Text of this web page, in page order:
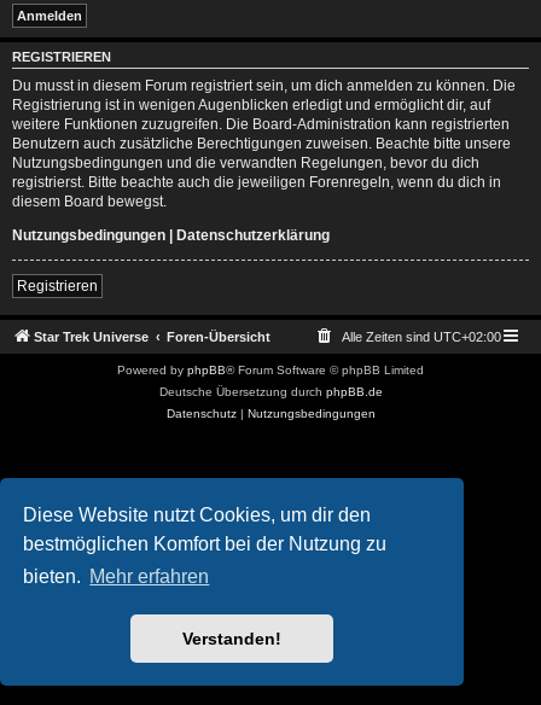
Diese Website nutzt Cookies, um dir den
bestmöglichen Komfort bei der Nutzung zu
bieten. Mehr erfahren
Verstanden!
REGISTRIEREN
Du musst in diesem Forum registriert sein, um dich anmelden zu können. Die
Registrierung ist in wenigen Augenblicken erledigt und ermöglicht dir, auf
weitere Funktionen zuzugreifen. Die Board-Administration kann registrierten
Benutzern auch zusätzliche Berechtigungen zuweisen. Beachte bitte unsere
Nutzungsbedingungen und die verwandten Regelungen, bevor du dich
registrierst. Bitte beachte auch die jeweiligen Forenregeln, wenn du dich in
diesem Board bewegst.
Nutzungsbedingungen | Datenschutzerklärung
Registrieren
Star Trek Universe Foren-Übersicht Alle Zeiten sind UTC+02:00
Powered by phpBB® Forum Software © phpBB Limited
Deutsche Übersetzung durch phpBB.de
Datenschutz| Nutzungsbedingungen